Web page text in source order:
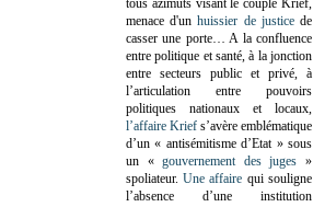
menace d'unhuissier de justicede
casser une porte… A la confluence
entre politique et santé, à la jonction
entre secteurs public et privé, à
l’articulation entre pouvoirs
politiques nationaux et locaux,
l’affaire Krief s’avère emblématique
d’un « antisémitisme d’Etat » sous
un «gouvernement des juges »
spoliateur.Une affaire qui souligne
l’absence d’une institution